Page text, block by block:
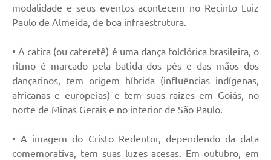
modalidade e seus eventos acontecem no Recinto Luiz
Paulo de Almeida, de boa infraestrutura.
• A catira (ou cateretê) é uma dança folclórica brasileira, o
ritmo é marcado pela batida dos pés e das mãos dos
dançarinos, tem origem híbrida (influências indígenas,
africanas e europeias) e tem suas raízes em Goiás, no
norte de Minas Gerais e no interior de São Paulo.
• A imagem do Cristo Redentor, dependendo da data
comemorativa, tem suas luzes acesas. Em outubro, em